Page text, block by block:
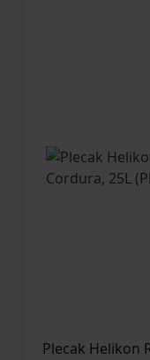
Grubość głowni-
Masa-70 [g]
Plecak Helikon